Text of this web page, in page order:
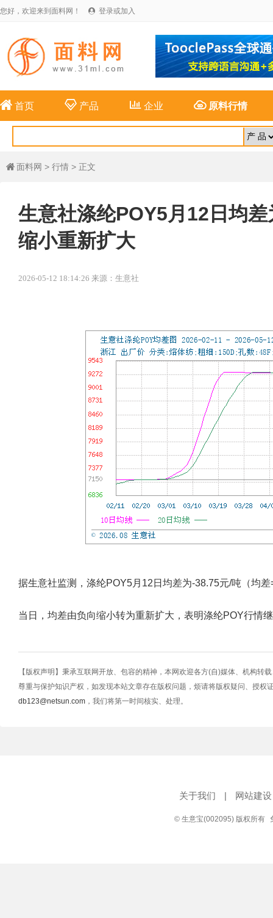
您好，欢迎来到面料网！  登录或加入
 首页 产品 企业 原料行情
 面料网 > 行情 > 正文
生意社涤纶POY5月12日均
缩小重新扩大
2026-05-12 18:14:26 来源：生意社
据生意社监测，涤纶POY5月12日均差为-38.75元/吨（均
当日，均差由负向缩小转为重新扩大，表明涤纶POY行情
【版权声明】秉承互联网开放、包容的精神，本网欢迎各方(自)媒体、机构转
尊重与保护知识产权，如发现本站文章存在版权问题，烦请将版权疑问、授权
db123@netsun.com ，我们将第一时间核实、处理。
关于我们 | 网站建设
© 生意宝(002095) 版权所有